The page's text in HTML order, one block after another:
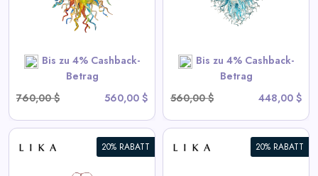
Bis zu 4% Cashback-
Betrag
760,00 $
560,00 $
Bis zu 4% Cashback-
Betrag
560,00 $
448,00 $
View All BeyPan Deals
SHOP NOW
20% RABATT 20% RABATT